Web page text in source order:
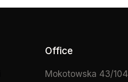
Office
Mokotowska 43/104